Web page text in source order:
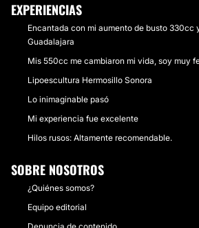
EXPERIENCIAS
Encantada con mi aumento de busto 330cc
Guadalajara
Mis 550cc me cambiaron mi vida, soy muy
Lipoescultura Hermosillo Sonora
Lo inimaginable pasó
Mi experiencia fue excelente
Hilos rusos: Altamente recomendable.
SOBRE NOSOTROS
¿Quiénes somos?
Equipo editorial